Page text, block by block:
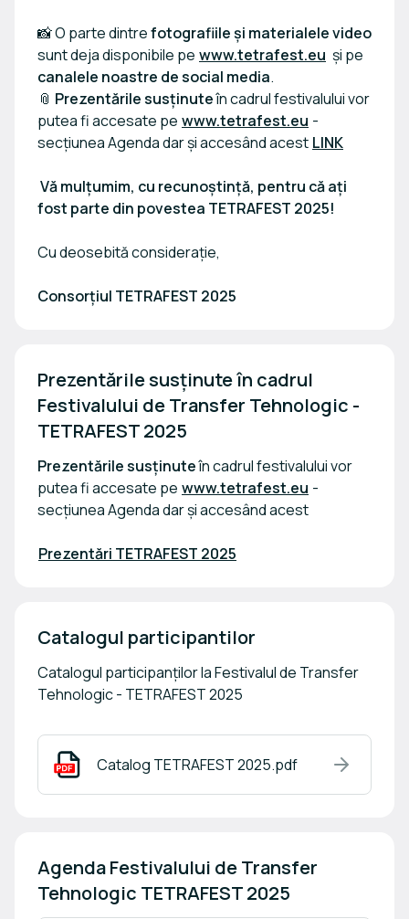
📸 O parte dintrefotografiile și materialele video
sunt deja disponibile pe www.tetrafest.eu și pe
canalele noastre de social media.
📎 Prezentările susținuteîn cadrul festivalului vor
putea fi accesate pe www.tetrafest.eu -
secțiunea Agenda dar și accesând acest LINK
Vă mulțumim, cu recunoștință, pentru că ați
fost parte din povestea TETRAFEST 2025!
Cu deosebită considerație,
Consorțiul TETRAFEST 2025
Prezentările susținute în cadrul
Festivalului de Transfer Tehnologic -
TETRAFEST 2025
Prezentările susținuteîn cadrul festivalului vor
putea fi accesate pe www.tetrafest.eu -
secțiunea Agenda dar și accesând acest
Prezentări TETRAFEST 2025
Catalogul participantilor
Catalogul participanților la Festivalul de Transfer
Tehnologic - TETRAFEST 2025
Catalog TETRAFEST 2025.pdf
Agenda Festivalului de Transfer
Tehnologic TETRAFEST 2025